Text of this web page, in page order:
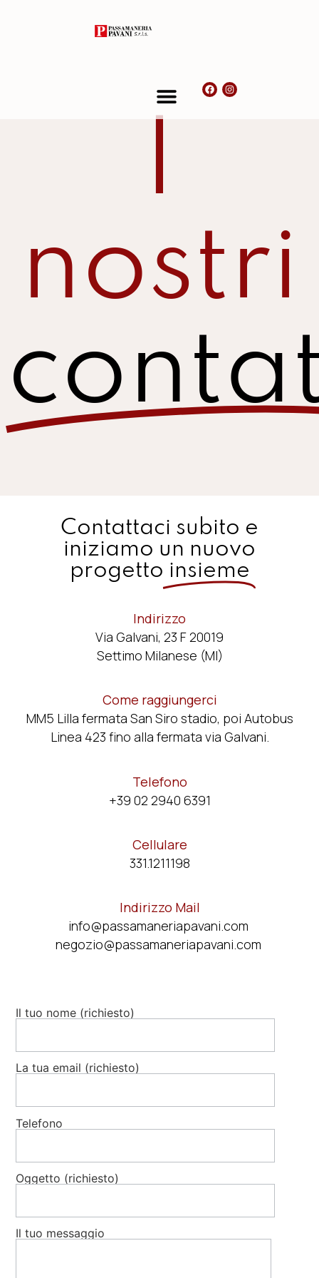
I
nostri
Contattaci subito e
iniziamo un nuovo
progetto insieme
Indirizzo
Via Galvani, 23 F 20019
Settimo Milanese (MI)
Come raggiungerci
MM5 Lilla fermata San Siro stadio, poi Autobus
Linea 423 fino alla fermata via Galvani.
Telefono
+39 02 2940 6391
Cellulare
331.1211198
Indirizzo Mail
info@passamaneriapavani.com
negozio@passamaneriapavani.com
Il tuo nome (richiesto)
La tua email (richiesto)
Telefono
Oggetto (richiesto)
Il tuo messaggio